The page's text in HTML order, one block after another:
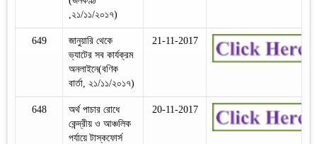
,২১/১১/২০১৭)
649
জানুয়ারি থেকে
ভ্যাটের সব কার্যক্রম
অনলাইনে(বণিক
বার্তা, ২১/১১/২০১৭)
21-11-2017
648
অর্থ পাচার রোধে
কেন্দ্রীয় ও আঞ্চলিক
পর্যায়ে টাস্কফোর্স
20-11-2017